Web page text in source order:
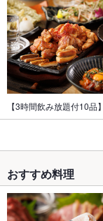
【3時間飲み放題付10品】
おすすめ料理